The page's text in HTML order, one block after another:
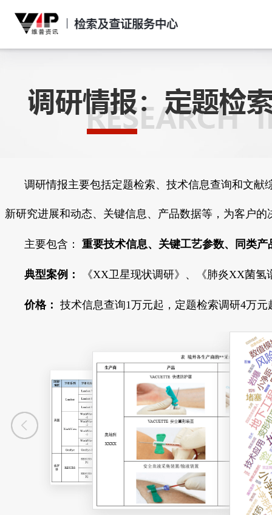
调研情报主要包括定题检索、技术信息查询和文
新研究进展和动态、关键信息、产品数据等，为客户
主要包含： 重要技术信息、关键工艺参数、同类产
典型案例： 《XX卫星现状调研》、《肺炎XX菌
价格： 技术信息查询1万元起，定题检索调研4万